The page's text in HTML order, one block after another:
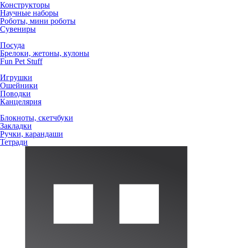
Конструкторы
Научные наборы
Роботы, мини роботы
Сувениры
Посуда
Брелоки, жетоны, кулоны
Fun Pet Stuff
Игрушки
Ошейники
Поводки
Канцелярия
Блокноты, скетчбуки
Закладки
Ручки, карандаши
Тетради